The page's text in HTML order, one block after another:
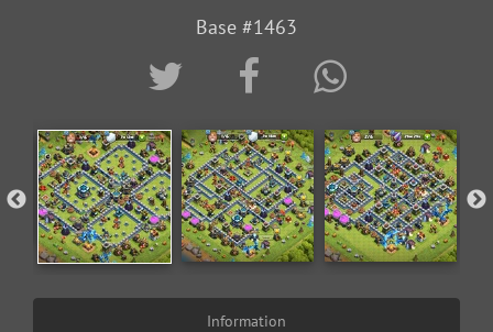
Base #1463
Information